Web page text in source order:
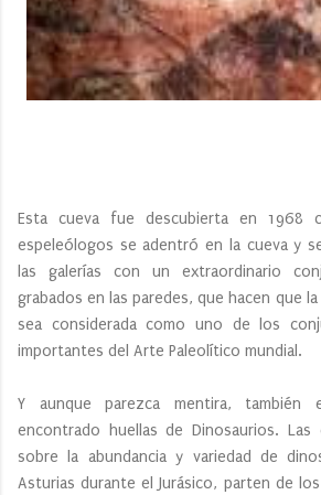
Esta cueva fue descubierta en 1968
espeleólogos se adentró en la cueva y
las galerías con un extraordinario
grabados en las paredes, que hacen que
sea considerada como uno de los
importantes del Arte Paleolítico mundial.
Y aunque parezca mentira,
encontrado huellas de Dinosaurios. Las
sobre la abundancia y variedad de
Asturias durante el Jurásico, parten de